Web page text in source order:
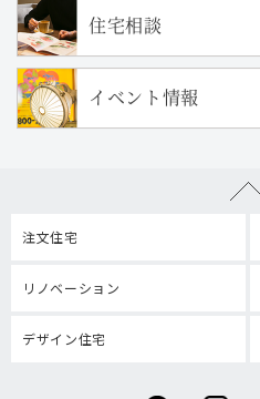
住宅相談
イベント情報
注文住宅
リノベーション
デザイン住宅